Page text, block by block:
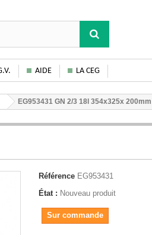
AIDE LA CEG
EG953431 GN 2/3 18l 354x325x 200mm
Référence EG953431
État : Nouveau produit
Sur commande